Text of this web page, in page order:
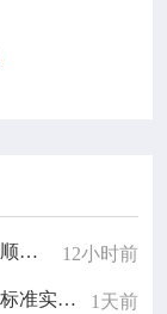
传染病多病同防同检专题标准化培训班顺利举办 12小时前
四川省疾病预防控制中心成功入选全国标准实施监测点 1天前